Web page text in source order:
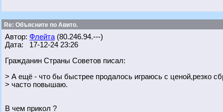
Re: Объясните по Авито.
Автор: Флейта (80.246.94.---)
Дата: 17-12-24 23:26
Гражданин Страны Советов писал:
> А ещё - что бы быстрее продалось играюсь с ценой,резко
> часто повышаю.
В чем прикол ?